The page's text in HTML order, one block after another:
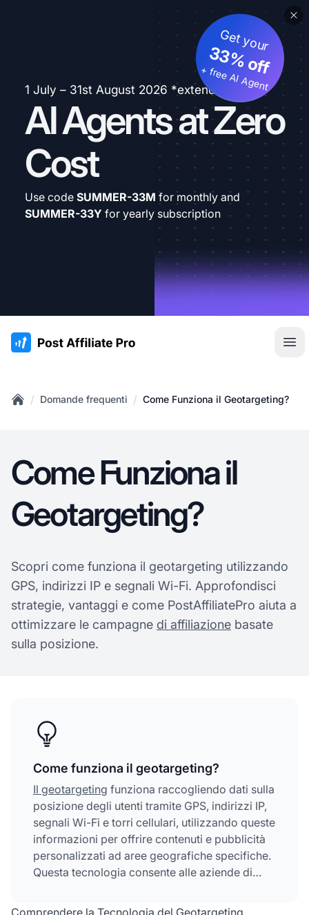
1 July – 31st August 2026 *extended
AI Agents at Zero
Cost
Get your
33% off
+ free AI Agent
Use code SUMMER-33M for monthly and
SUMMER-33Y for yearly subscription
:site.title
/ Domande frequenti / Come Funziona il Geotargeting?
Come Funziona il
Geotargeting?
Scopri come funziona il geotargeting utilizzando
GPS, indirizzi IP e segnali Wi-Fi. Approfondisci
strategie, vantaggi e come PostAffiliatePro aiuta a
ottimizzare le campagne di affiliazione basate
sulla posizione.
Come funziona il geotargeting?
Il geotargeting funziona raccogliendo dati sulla
posizione degli utenti tramite GPS, indirizzi IP,
segnali Wi-Fi e torri cellulari, utilizzando queste
informazioni per offrire contenuti e pubblicità
personalizzati ad aree geografiche specifiche.
Questa tecnologia consente alle aziende di
alla loro posizione fisica, migliorando il
Comprendere la Tecnologia del Geotargeting